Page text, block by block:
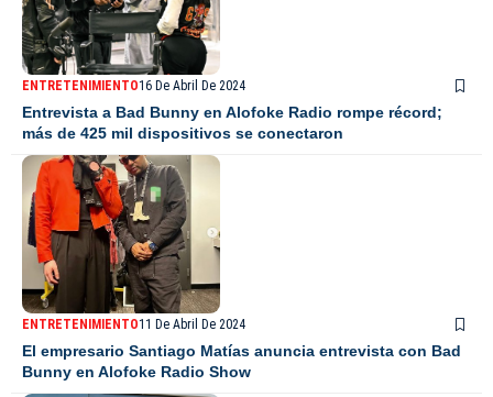
ENTRETENIMIENTO16 De Abril De 2024
Entrevista a Bad Bunny en Alofoke Radio rompe récord;
más de 425 mil dispositivos se conectaron
ENTRETENIMIENTO11 De Abril De 2024
El empresario Santiago Matías anuncia entrevista con Bad
Bunny en Alofoke Radio Show